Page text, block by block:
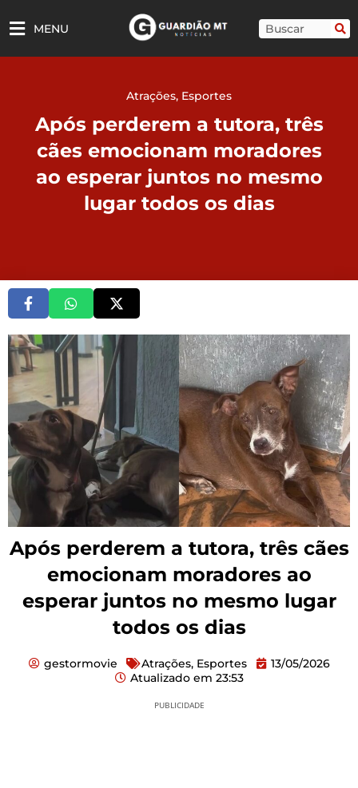
para
MENU Pesquisar
Atrações, Esportes
Após perderem a tutora, três
cães emocionam moradores
ao esperar juntos no mesmo
lugar todos os dias
Após perderem a tutora, três cães
emocionam moradores ao
esperar juntos no mesmo lugar
todos os dias
gestormovie Atrações, Esportes
13/05/2026
Atualizado em 23:53
PUBLICIDADE